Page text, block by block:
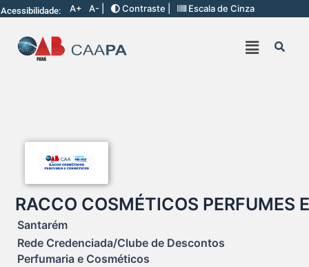
Acessibilidade: A+ A- | Contraste | Escala de Cinza
RACCO COSMÉTICOS PERFUMES
Santarém
Rede Credenciada/Clube de Descontos
Perfumaria e Cosméticos